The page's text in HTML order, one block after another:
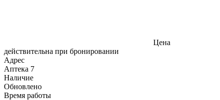
Цена
действительна при бронировании
Адрес
Аптека 7
Наличие
Обновлено
Время работы